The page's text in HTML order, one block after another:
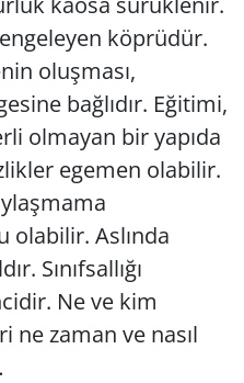
köprüdür.
oluşması,
bağlıdır. Eğitimi,
olmayan bir yapıda
egemen olabilir.
olabilir. Aslında
Sınıfsallığı
Ne ve kim
ne zaman ve nasıl